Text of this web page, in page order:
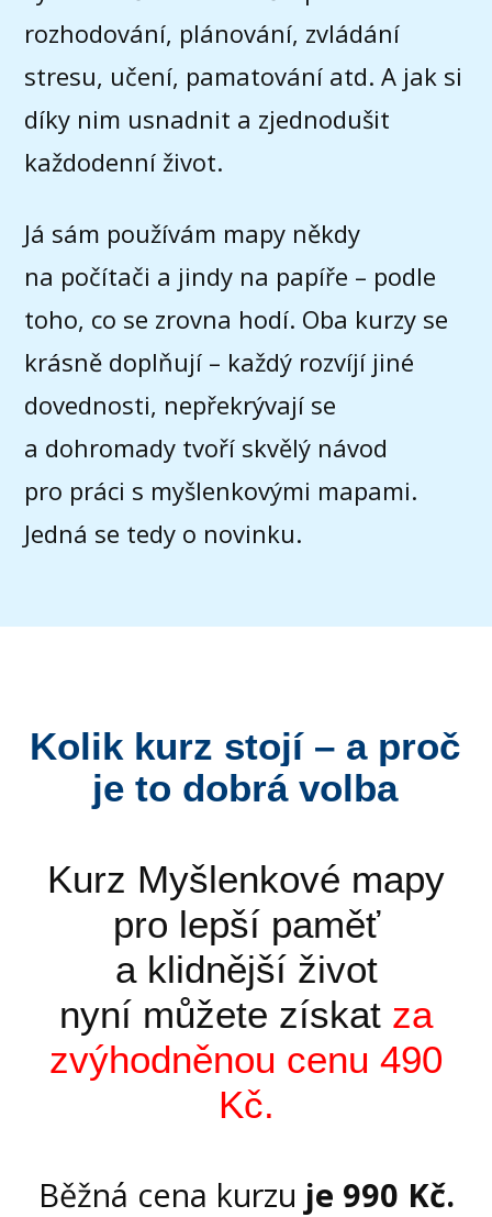
rozhodování, plánování, zvládání
stresu, učení, pamatování atd. A jak si
díky nim usnadnit a zjednodušit
každodenní život.
Já sám používám mapy někdy
na počítači a jindy na papíře – podle
toho, co se zrovna hodí. Oba kurzy se
krásně doplňují – každý rozvíjí jiné
dovednosti, nepřekrývají se
a dohromady tvoří skvělý návod
pro práci s myšlenkovými mapami.
Jedná se tedy o novinku.
Kolik kurz stojí – a proč
je to dobrá volba
Kurz Myšlenkové mapy
pro lepší paměť
a klidnější život
nyní můžete získat za
zvýhodněnou cenu 490
Kč.
Běžná cena kurzu je 990 Kč.